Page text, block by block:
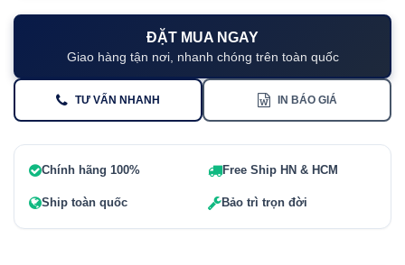
ĐẶT MUA NGAY
Giao hàng tận nơi, nhanh chóng trên toàn quốc
TƯ VẤN NHANH IN BÁO GIÁ
Chính hãng 100% Free Ship HN & HCM
Ship toàn quốc Bảo trì trọn đời